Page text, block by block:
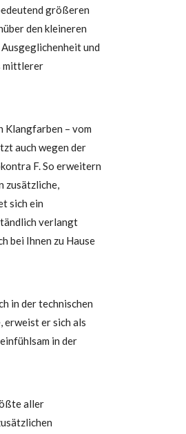
größeren
den kleineren
und
mittlerer
Klangfarben – vom
auch wegen der
F. So erweitern
zusätzliche,
sich ein
verlangt
bei Ihnen zu Hause
in der technischen
erweist er sich als
in der
aller